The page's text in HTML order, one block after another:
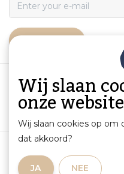
Productinformatie en
Wij slaan
onze
Wij slaan cookies op
dat akkoord?
JA NEE